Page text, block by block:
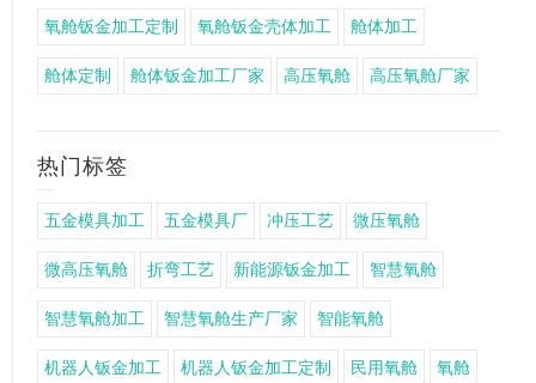
氧舱钣金加工定制 氧舱钣金壳体加工 舱体加工
舱体定制 舱体钣金加工厂家 高压氧舱 高压氧舱厂家
热门标签
五金模具加工 五金模具厂 冲压工艺 微压氧舱
微高压氧舱 折弯工艺 新能源钣金加工 智慧氧舱
智慧氧舱加工 智慧氧舱生产厂家 智能氧舱
机器人钣金加工 机器人钣金加工定制 民用氧舱 氧舱